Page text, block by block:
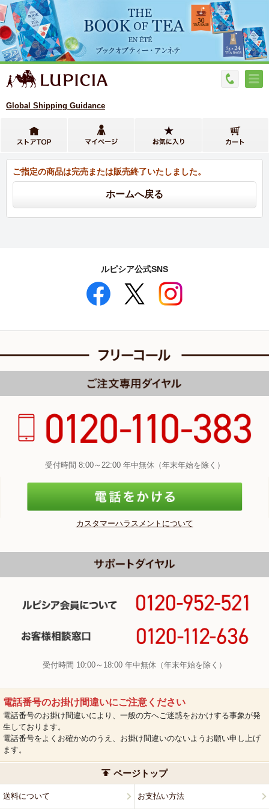
Global Shipping Guidance
ご指定の商品は完売または販売終了いたしました。
ルピシア公式SNS
受付時間 8:00～22:00 年中無休（年末年始を除く）
カスタマーハラスメントについて
受付時間 10:00～18:00 年中無休（年末年始を除く）
電話番号のお掛け間違いにご注意ください
電話番号のお掛け間違いにより、一般の方へご迷惑をおかけする事象が発
生しております。
電話番号をよくお確かめのうえ、お掛け間違いのないようお願い申し上げ
ます。
ページトップ
送料について お支払い方法